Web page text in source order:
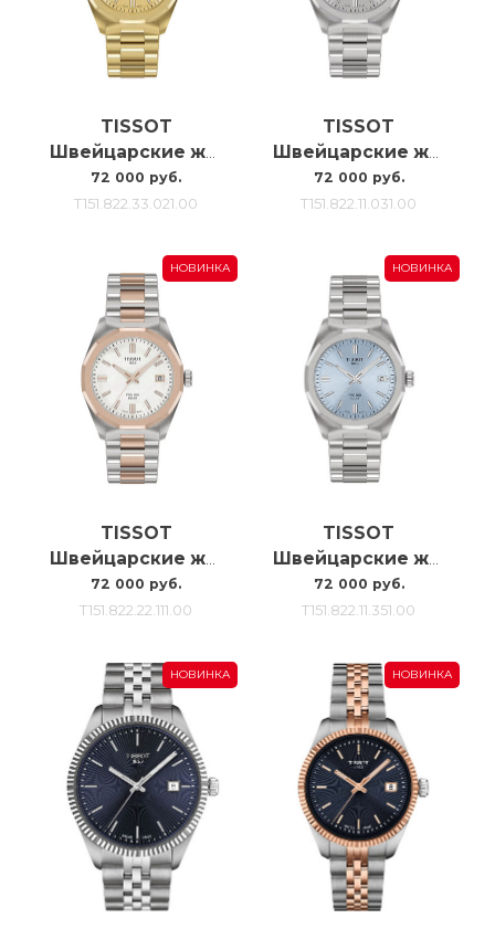
TISSOT
72 000 руб.
T151.822.33.021.00
TISSOT
Швейцарские женские часы Tissot Prc100 Solar Quartz T151.822.11.031.00
72 000 руб.
T151.822.11.031.00
НОВИНКА
TISSOT
Швейцарские женские часы Tissot Prc100 Solar Quartz T151.822.22.111.00
72 000 руб.
T151.822.22.111.00
НОВИНКА
TISSOT
Швейцарские женские часы Tissot Prc100 Solar Quartz T151.822.11.351.00
72 000 руб.
T151.822.11.351.00
НОВИНКА НОВИНКА